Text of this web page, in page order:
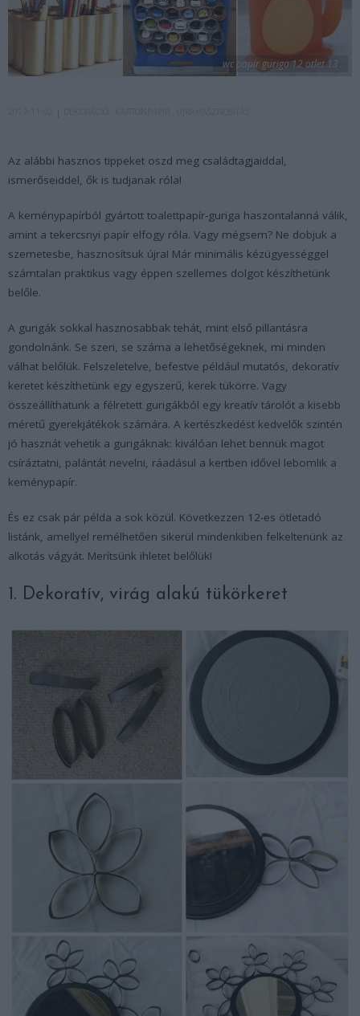
wc papir guriga 12 otlet 13
Az alábbi hasznos tippeket oszd meg családtagjaiddal,
ismerőseiddel, ők is tudjanak róla!
A keménypapírból gyártott toalettpapír-guriga haszontalanná válik,
amint a tekercsnyi papír elfogy róla. Vagy mégsem? Ne dobjuk a
szemetesbe, hasznosítsuk újra! Már minimális kézügyességgel
számtalan praktikus vagy éppen szellemes dolgot készíthetünk
belőle.
A gurigák sokkal hasznosabbak tehát, mint első pillantásra
gondolnánk. Se szeri, se száma a lehetőségeknek, mi minden
válhat belőlük. Felszeletelve, befestve például mutatós, dekoratív
keretet készíthetünk egy egyszerű, kerek tükörre. Vagy
összeállíthatunk a félretett gurigákból egy kreatív tárolót a kisebb
méretű gyerekjátékok számára. A kertészkedést kedvelők szintén
jó hasznát vehetik a gurigáknak: kiválóan lehet bennük magot
csíráztatni, palántát nevelni, ráadásul a kertben idővel lebomlik a
keménypapír.
És ez csak pár példa a sok közül. Következzen 12-es ötletadó
listánk, amellyel remélhetően sikerül mindenkiben felkeltenünk az
alkotás vágyát. Merítsünk ihletet belőlük!
1. Dekoratív, virág alakú tükörkeret